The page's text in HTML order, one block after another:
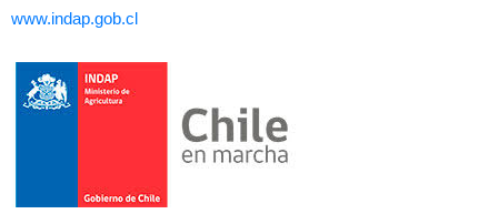
www.indap.gob.cl